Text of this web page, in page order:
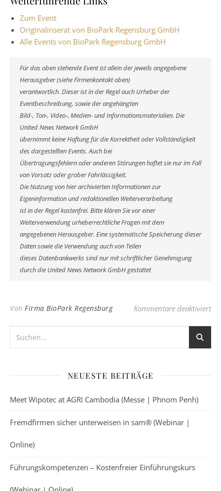
Zum Event
Originalinserat von BioPark Regensburg GmbH
Alle Events von BioPark Regensburg GmbH
Für das oben stehende Event ist allein der jeweils angegebene
Herausgeber (siehe Firmenkontakt oben)
verantwortlich. Dieser ist in der Regel auch Urheber der
Eventbeschreibung, sowie der angehängten
Bild-, Ton-, Video-, Medien- und Informationsmaterialien. Die
United News Network GmbH
übernimmt keine Haftung für die Korrektheit oder Vollständigkeit
des dargestellten Events. Auch bei
Übertragungsfehlern oder anderen Störungen haftet sie nur im Fall
von Vorsatz oder grober Fahrlässigkeit.
Die Nutzung von hier archivierten Informationen zur
Eigeninformation und redaktionellen Weiterverarbeitung
ist in der Regel kostenfrei. Bitte klären Sie vor einer
Weiterverwendung urheberrechtliche Fragen mit dem
angegebenen Herausgeber. Eine systematische Speicherung dieser
Daten sowie die Verwendung auch von Teilen
dieses Datenbankwerks sind nur mit schriftlicher Genehmigung
durch die United News Network GmbH gestattet
Von Firma BioPark Regensburg Kommentare deaktiviertfür
NEUESTE BEITRÄGE
Meet Wipotec at AGRI Cambodia (Messe | Phnom Penh)
Fremdfirmen sicher unterweisen in sam® (Webinar |
Online)
Führungskompetenzen – Kostenfreier Einführungskurs